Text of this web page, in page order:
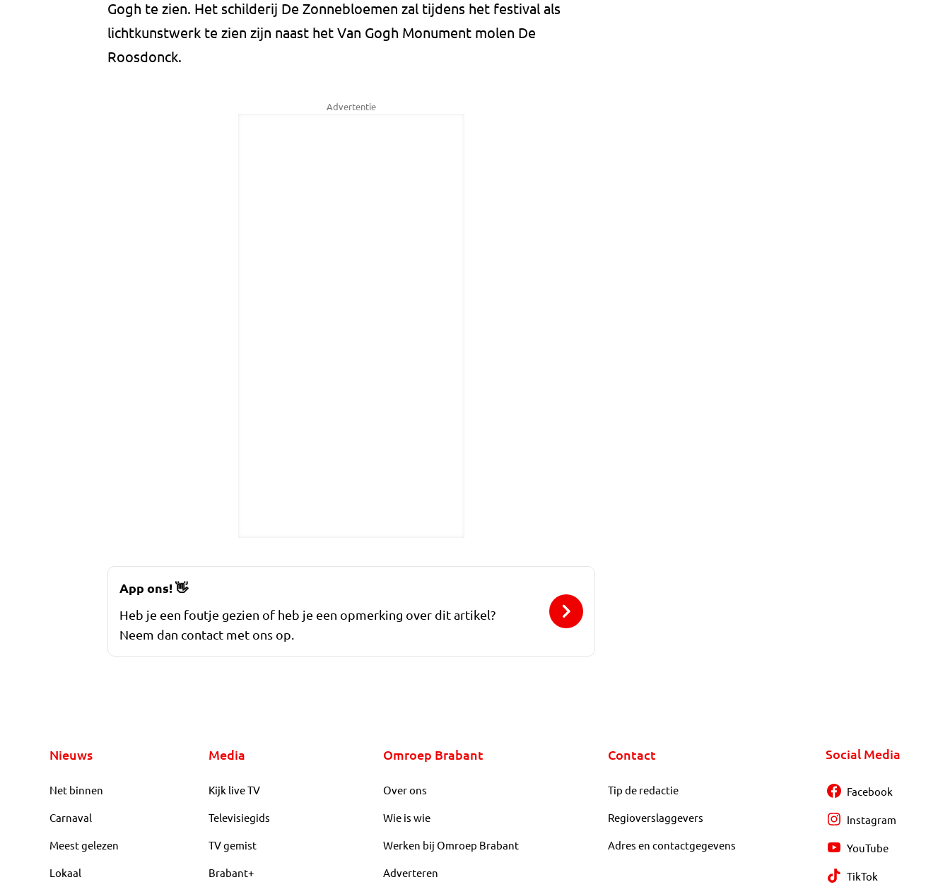
Gogh te zien. Het schilderij De Zonnebloemen zal tijdens het festival als
lichtkunstwerk te zien zijn naast het Van Gogh Monument molen De
Roosdonck.
Advertentie
App ons!👋
Heb je een foutje gezien of heb je een opmerking over dit artikel?
Neem dan contact met ons op.
Nieuws
Net binnen
Carnaval
Meest gelezen
Lokaal
Media
Kijk live TV
Televisiegids
TV gemist
Brabant+
Omroep Brabant
Over ons
Wie is wie
Werken bij Omroep Brabant
Adverteren
Contact
Tip de redactie
Regioverslaggevers
Adres en contactgegevens
Social Media
Facebook
Instagram
YouTube
TikTok